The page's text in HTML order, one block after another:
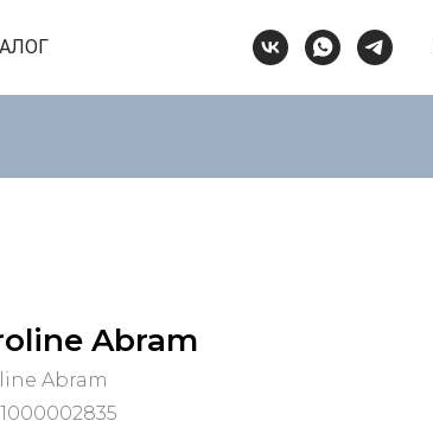
Abram
Abram
1000002835